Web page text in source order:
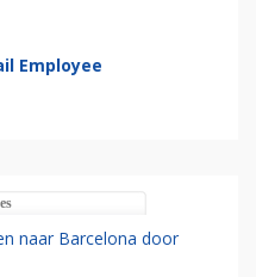
Employee
naar Barcelona door